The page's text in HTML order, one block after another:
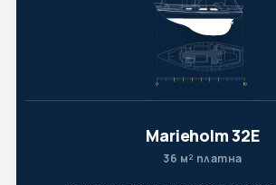
Marieholm 32E
36 м² платна